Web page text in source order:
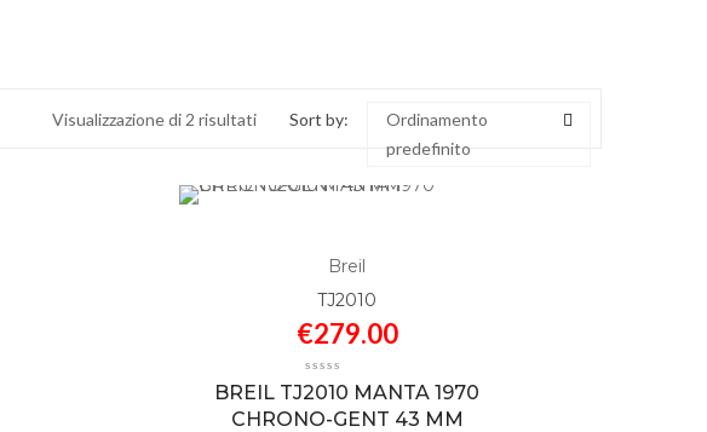
Visualizzazione di 2 risultati Sort by:
Ordinamento
predefinito
BREIL TJ2010 MANTA 1970
CHRONO-GENT 43 MM
Breil
TJ2010
€279.00